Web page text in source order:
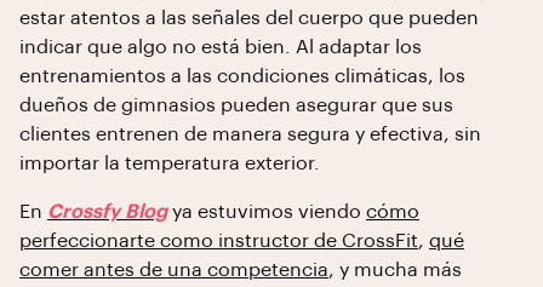
estar atentos a las señales del cuerpo que pueden
indicar que algo no está bien. Al adaptar los
entrenamientos a las condiciones climáticas, los
dueños de gimnasios pueden asegurar que sus
clientes entrenen de manera segura y efectiva, sin
importar la temperatura exterior.
En Crossfy Blogya estuvimos viendo cómo
perfeccionarte como instructor de CrossFit, qué
comer antes de una competencia, y mucha más